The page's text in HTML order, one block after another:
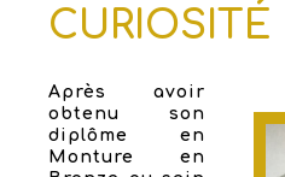
CURIOSITÉ
Après avoir
obtenu son
diplôme en
Monture en